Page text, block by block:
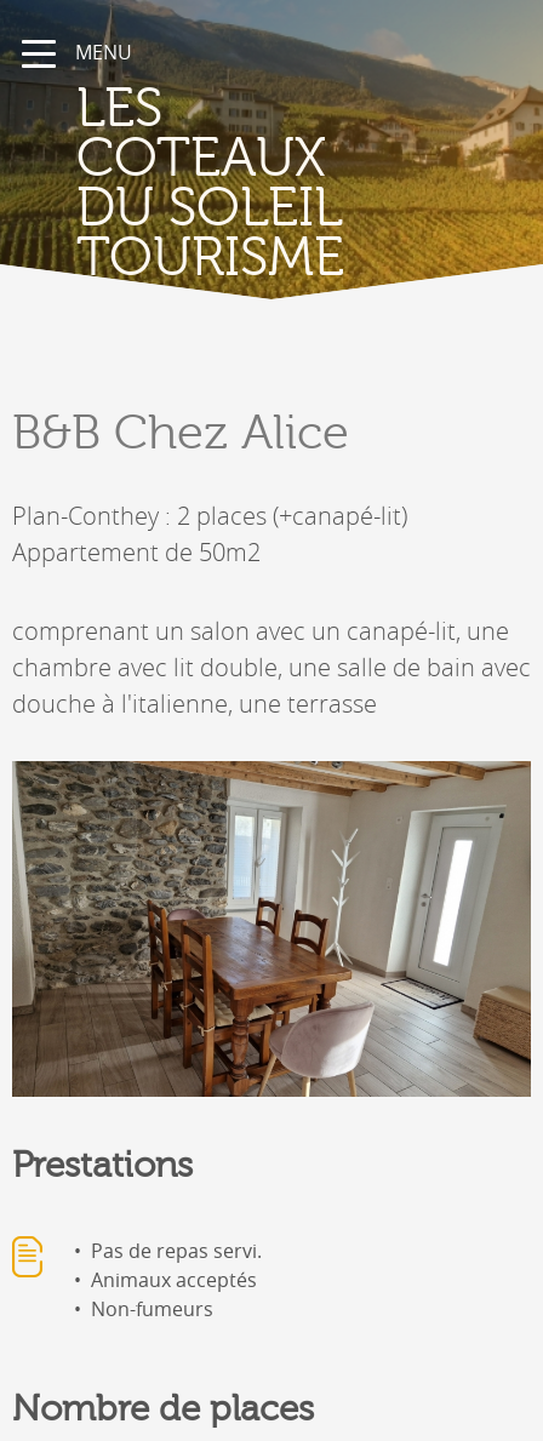
MENU
LES
COTEAUX
DU SOLEIL
TOURISME
B&B Chez Alice
Plan-Conthey : 2 places (+canapé-lit)
Appartement de 50m2
comprenant un salon avec un canapé-lit, une
chambre avec lit double, une salle de bain avec
douche à l'italienne, une terrasse
Prestations
Pas de repas servi.
Animaux acceptés
Non-fumeurs
Nombre de places